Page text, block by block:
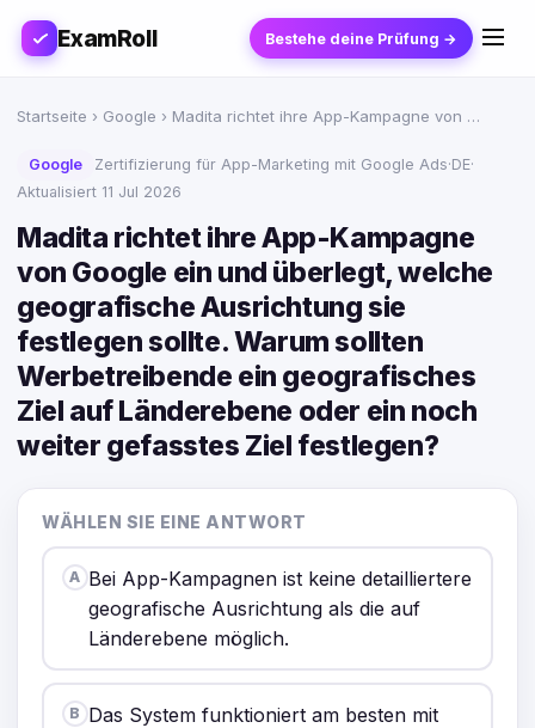
ExamRoll Bestehe deine Prüfung →
Startseite › Google › Madita richtet ihre App-Kampagne von …
Google Zertifizierung für App-Marketing mit Google Ads·DE·
Aktualisiert 11 Jul 2026
Madita richtet ihre App-Kampagne
von Google ein und überlegt, welche
geografische Ausrichtung sie
festlegen sollte. Warum sollten
Werbetreibende ein geografisches
Ziel auf Länderebene oder ein noch
weiter gefasstes Ziel festlegen?
WÄHLEN SIE EINE ANTWORT
A Bei App-Kampagnen ist keine detailliertere
geografische Ausrichtung als die auf
Länderebene möglich.
B Das System funktioniert am besten mit